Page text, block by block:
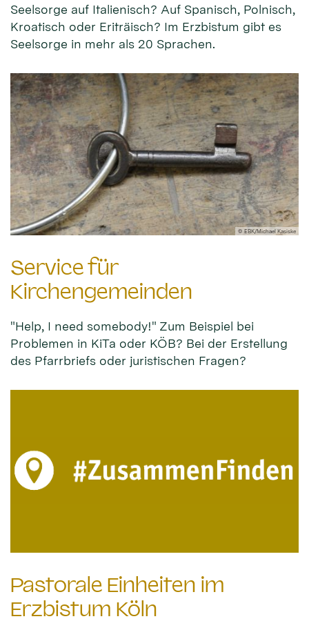
Seelsorge auf Italienisch? Auf Spanisch, Polnisch,
Kroatisch oder Eriträisch? Im Erzbistum gibt es
Seelsorge in mehr als 20 Sprachen.
© EBK/Michael Kasiske
Service für
Kirchengemeinden
"Help, I need somebody!" Zum Beispiel bei
Problemen in KiTa oder KÖB? Bei der Erstellung
des Pfarrbriefs oder juristischen Fragen?
Pastorale Einheiten im
Erzbistum Köln